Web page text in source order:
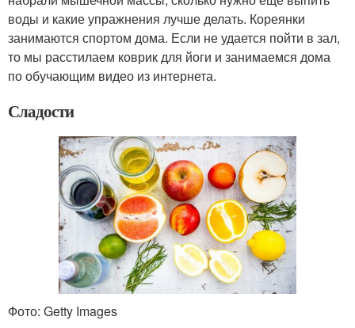
воды и какие упражнения лучше делать. Кореянки
занимаются спортом дома. Если не удается пойти в зал,
то мы расстилаем коврик для йоги и занимаемся дома
по обучающим видео из интернета.
Сладости
Фото: Getty Images